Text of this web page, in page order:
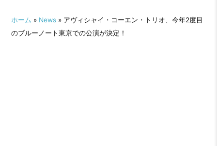
ホーム » News» アヴィシャイ・コーエン・トリオ、今年2度目
のブルーノート東京での公演が決定！